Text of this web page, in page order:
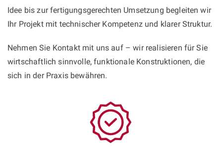
Idee bis zur fertigungsgerechten Umsetzung begleiten wir
Ihr Projekt mit technischer Kompetenz und klarer Struktur.
Nehmen Sie Kontakt mit uns auf – wir realisieren für Sie
wirtschaftlich sinnvolle, funktionale Konstruktionen, die
sich in der Praxis bewähren.